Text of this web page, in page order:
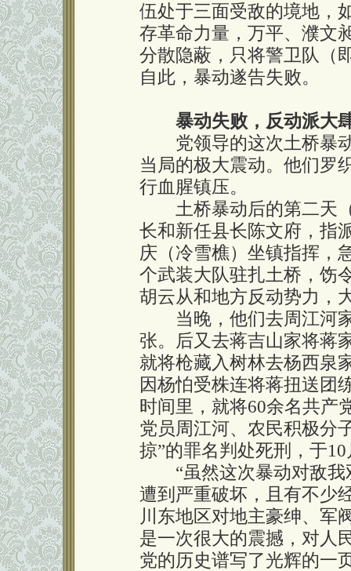
伍处于三面受敌的境地，
存革命力量，万平、濮文
分散隐蔽，只将警卫队（
自此，暴动遂告失败。
暴动失败，反动派大
党领导的这次土桥暴动
当局的极大震动。他们罗
行血腥镇压。
土桥暴动后的第二天（
长和新任县长陈文府，指
庆（冷雪樵）坐镇指挥，
个武装大队驻扎土桥，饬
胡云从和地方反动势力，
当晚，他们去周江河家
张。后又去蒋吉山家将蒋
就将枪藏入树林去杨西泉
因杨怕受株连将蒋扭送团
时间里，就将60余名共产
党员周江河、农民积极分
掠”的罪名判处死刑，于
“虽然这次暴动对敌我
遭到严重破坏，且有不少
川东地区对地主豪绅、军
是一次很大的震撼，对人
党的历史谱写了光辉的一